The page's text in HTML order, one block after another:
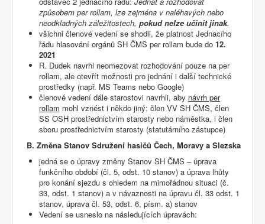
způsobem per rollam, lze zejména v naléhavých nebo
neodkladných záležitostech, pokud nelze učinit jinak.
všichni členové vedení se shodli, že platnost Jednacího
řádu hlasování orgánů SH ČMS per rollam bude do 12.
2021
R. Dudek navrhl neomezovat rozhodování pouze na per
rollam, ale otevřít možnosti pro jednání i další technické
prostředky (např. MS Teams nebo Google)
členové vedení dále starostovi navrhli, aby návrh per
rollam mohl vznést i někdo jiný: člen VV SH ČMS, člen
SS OSH prostřednictvím starosty nebo náměstka, i člen
sboru prostřednictvím starosty (statutárního zástupce)
B. Změna Stanov Sdružení hasičů Čech, Moravy a Slezska
jedná se o úpravy změny Stanov SH ČMS – úprava
funkčního období (čl. 5, odst. 10 stanov) a úprava lhůty
pro konání sjezdu s ohledem na mimořádnou situaci (č.
33, odst. 1 stanov) a v návaznosti na úpravu čl. 33 odst. 1
stanov, úprava čl. 53, odst. 6, písm. a) stanov
Vedení se usneslo na následujících úpravách: